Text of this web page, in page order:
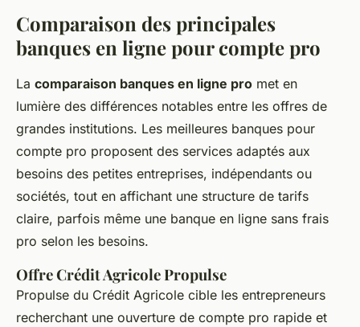
Comparaison des principales
banques en ligne pour compte pro
La comparaison banques en ligne pro met en
lumière des différences notables entre les offres de
grandes institutions. Les meilleures banques pour
compte pro proposent des services adaptés aux
besoins des petites entreprises, indépendants ou
sociétés, tout en affichant une structure de tarifs
claire, parfois même une banque en ligne sans frais
pro selon les besoins.
Offre Crédit Agricole Propulse
Propulse du Crédit Agricole cible les entrepreneurs
recherchant une ouverture de compte pro rapide et